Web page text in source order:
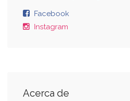
Facebook
Instagram
Acerca de